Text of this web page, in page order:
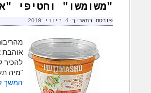
"משומשו" וחטיפי
פורסם בתאריך 4 ביוני 2019
אוהבת
להכיר
"מיה
המשך